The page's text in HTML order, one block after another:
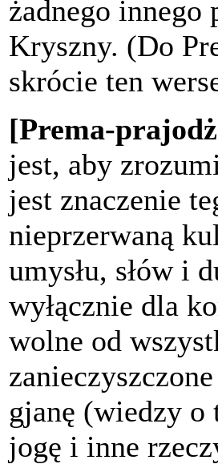
żadnego innego
Kryszny. (Do
skrócie ten
[Prema-
jest, aby
jest znaczenie
nieprzerwaną
umysłu, słów i
wyłącznie dla
wolne od
gjanę (wiedzy o
jogę i inne